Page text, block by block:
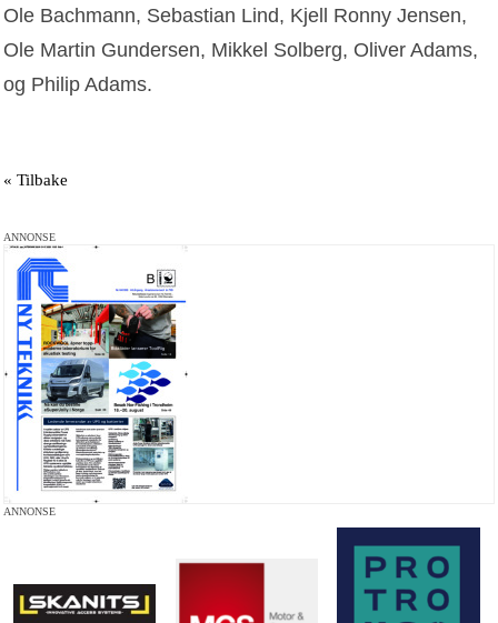
Ole Bachmann, Sebastian Lind, Kjell Ronny Jensen,
Ole Martin Gundersen, Mikkel Solberg, Oliver Adams,
og Philip Adams.
« Tilbake
ANNONSE
ANNONSE